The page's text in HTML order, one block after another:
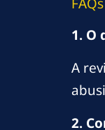
1. O
A
2.